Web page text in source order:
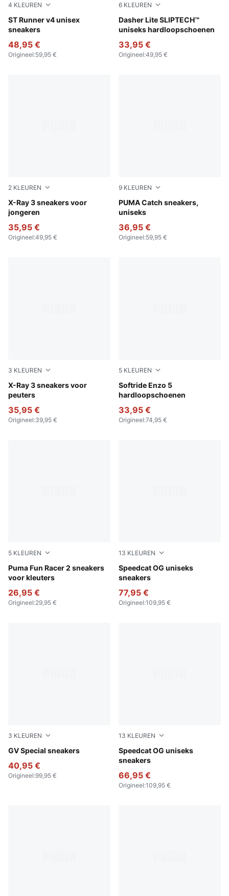
4 KLEUREN
ST Runner v4 unisex
sneakers
PUMA White-PUMA Black-PUMA White
48,95 €
Origineel:59,95 €
6 KLEUREN
Dasher Lite SLIPTECH™
uniseks hardloopschoenen
PUMA Black-Rose Gold-
33,95 €
Origineel:49,95 €
2 KLEUREN
X-Ray 3 sneakers voor
jongeren
Glacial Gray-Vivid Blue-PUMA Black
35,95 €
Origineel:49,95 €
9 KLEUREN
PUMA Catch sneakers,
uniseks
Cool Dark Gray-PUMA
36,95 €
Origineel:59,95 €
3 KLEUREN
X-Ray 3 sneakers voor
peuters
Glacial Gray-Vivid Blue-PUMA Black
35,95 €
Origineel:39,95 €
5 KLEUREN
Softride Enzo 5
hardloopschoenen
PUMA White-PUMA Black
33,95 €
Origineel:74,95 €
5 KLEUREN
Puma Fun Racer 2 sneakers
voor kleuters
New Navy-PUMA White-Clyde Royal
26,95 €
Origineel:29,95 €
13 KLEUREN
Speedcat OG uniseks
sneakers
Haute Coffee-Frosted Ivory
77,95 €
Origineel:109,95 €
3 KLEUREN
GV Special sneakers
PUMA Black-PUMA Black
40,95 €
Origineel:99,95 €
13 KLEUREN
Speedcat OG uniseks
sneakers
Pelé Yellow-PUMA Black
66,95 €
Origineel:109,95 €